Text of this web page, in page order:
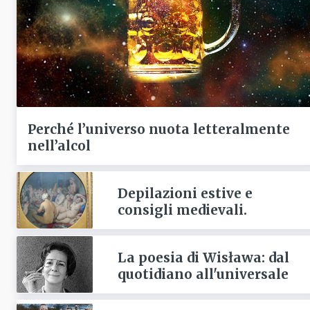
Perché l’universo nuota letteralmente
nell’alcol
Depilazioni estive e
consigli medievali.
La poesia di Wisława: dal
quotidiano all'universale